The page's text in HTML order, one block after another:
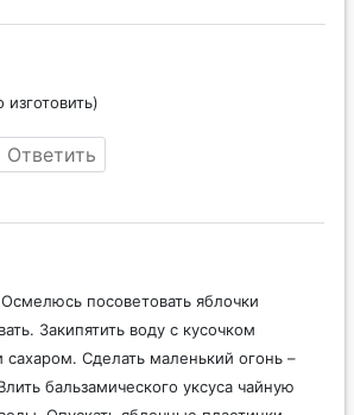
изготовить)
Ответить
посоветовать яблочки
Закипятить воду с кусочком
сахаром. Сделать маленький огонь –
бальзамического уксуса чайную